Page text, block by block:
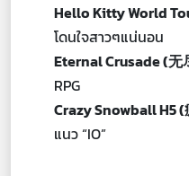
Hello Kitty World
โดนใจสาวๆแน่นอน
Eternal Crusade (无
RPG
Crazy Snowball H5
แนว “IO”